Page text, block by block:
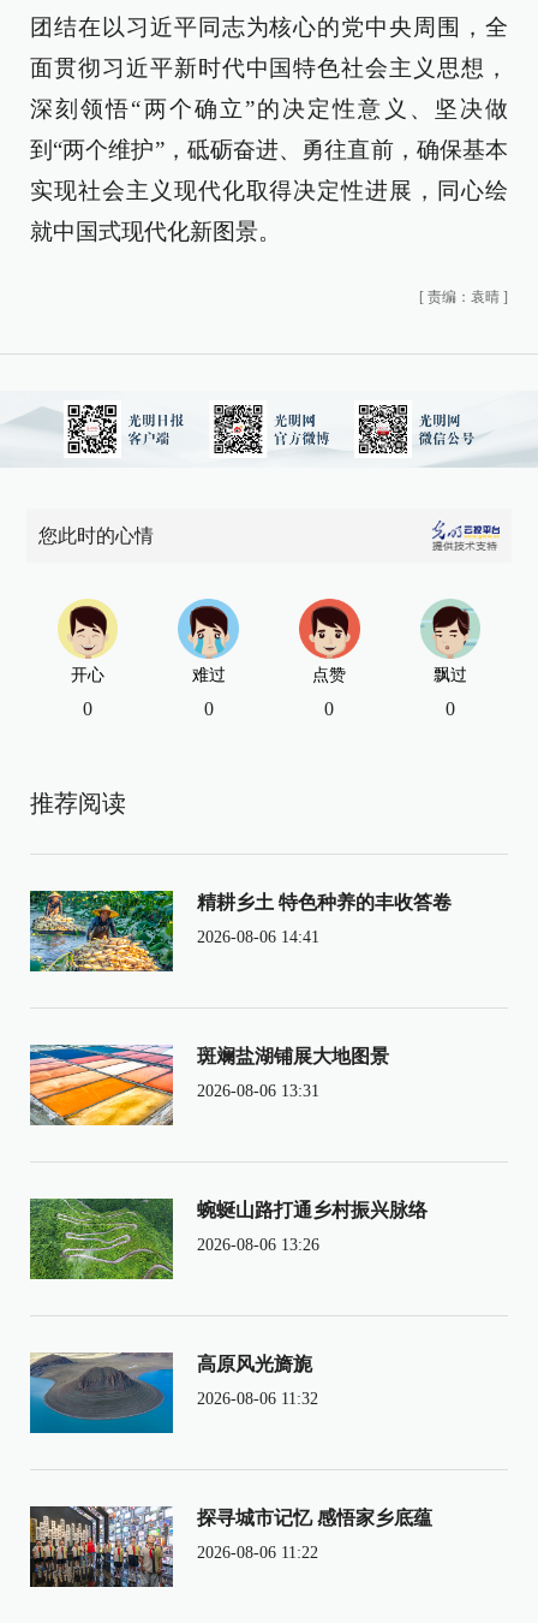
团结在以习近平同志为核心的党中央周围，全
面贯彻习近平新时代中国特色社会主义思想，
深刻领悟“两个确立”的决定性意义、坚决做
到“两个维护”，砥砺奋进、勇往直前，确保基本
实现社会主义现代化取得决定性进展，同心绘
就中国式现代化新图景。
[ 责编：袁晴 ]
您此时的心情
开心
0
难过
0
点赞
0
飘过
0
推荐阅读
精耕乡土 特色种养的丰收答卷
2026-08-06 14:41
斑斓盐湖铺展大地图景
2026-08-06 13:31
蜿蜒山路打通乡村振兴脉络
2026-08-06 13:26
高原风光旖旎
2026-08-06 11:32
探寻城市记忆 感悟家乡底蕴
2026-08-06 11:22